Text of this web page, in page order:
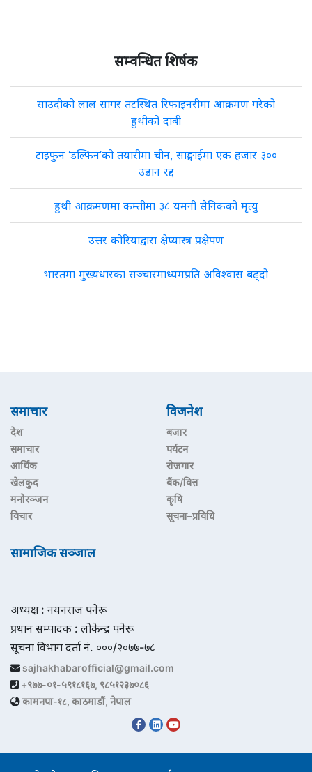
सम्वन्धित शिर्षक
साउदीको लाल सागर तटस्थित रिफाइनरीमा आक्रमण गरेको
हुथीको दाबी
टाइफुन ‘डल्फिन’को तयारीमा चीन, साङ्घाईमा एक हजार ३००
उडान रद्द
हुथी आक्रमणमा कम्तीमा ३८ यमनी सैनिकको मृत्यु
उत्तर कोरियाद्वारा क्षेप्यास्त्र प्रक्षेपण
भारतमा मुख्यधारका सञ्चारमाध्यमप्रति अविश्वास बढ्दो
समाचार
देश
समाचार
आर्थिक
खेलकुद
मनोरञ्जन
विचार
विजनेश
बजार
पर्यटन
रोजगार
बैंक/वित्त
कृषि
सूचना–प्रविधि
सामाजिक सञ्जाल
अध्यक्ष : नयनराज पनेरू
प्रधान सम्पादक : लोकेन्द्र पनेरू
सूचना विभाग दर्ता नं. ०००/२०७७-७८
sajhakhabarofficial@gmail.com
+९७७-०१-५९१८१६७, ९८५१२३७०८६
कामनपा-१८, काठमाडौं, नेपाल